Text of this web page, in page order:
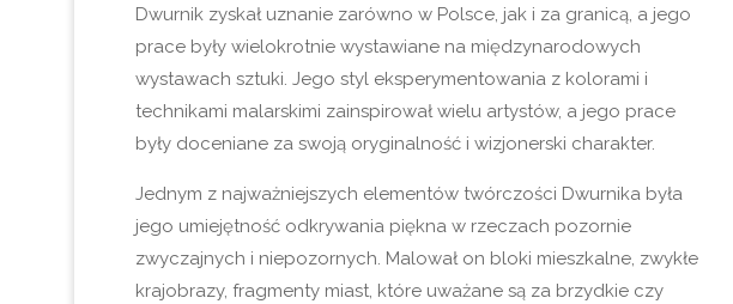
Dwurnik zyskał uznanie zarówno w Polsce, jak i za granicą, a jego
prace były wielokrotnie wystawiane na międzynarodowych
wystawach sztuki. Jego styl eksperymentowania z kolorami i
technikami malarskimi zainspirował wielu artystów, a jego prace
były doceniane za swoją oryginalność i wizjonerski charakter.
Jednym z najważniejszych elementów twórczości Dwurnika była
jego umiejętność odkrywania piękna w rzeczach pozornie
zwyczajnych i niepozornych. Malował on bloki mieszkalne, zwykłe
krajobrazy, fragmenty miast, które uważane są za brzydkie czy